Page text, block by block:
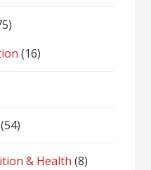
(16)
(54)
& Health (8)